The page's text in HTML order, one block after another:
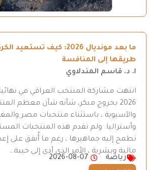
ما بعد مونديال 2026: كيف
طريقها إلى المنافسة
ا. د. قاسم المندلاوي
انتهت مشاركة المنتخب العراقي في
2026 بخروج مبكر، شأنه شأن معظم
والآسيوية ، باستثناء منتخبات مصر
وأستراليا. ولم تقدم هذه المنتخبات
تطمح إليه جماهيرها ، رغم ما أُنفق على
مالية وبشرية ، الأمر الذي أدى إلى خيبة…
رياضة
2026-08-07